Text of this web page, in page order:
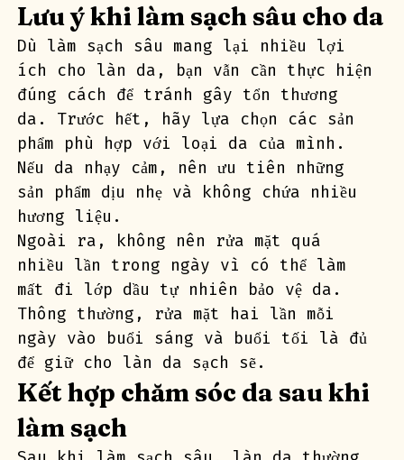
Lưu ý khi làm sạch sâu cho da
Dù làm sạch sâu mang lại nhiều lợi
ích cho làn da, bạn vẫn cần thực hiện
đúng cách để tránh gây tổn thương
da. Trước hết, hãy lựa chọn các sản
phẩm phù hợp với loại da của mình.
Nếu da nhạy cảm, nên ưu tiên những
sản phẩm dịu nhẹ và không chứa nhiều
hương liệu.
Ngoài ra, không nên rửa mặt quá
nhiều lần trong ngày vì có thể làm
mất đi lớp dầu tự nhiên bảo vệ da.
Thông thường, rửa mặt hai lần mỗi
ngày vào buổi sáng và buổi tối là đủ
để giữ cho làn da sạch sẽ.
Kết hợp chăm sóc da sau khi
làm sạch